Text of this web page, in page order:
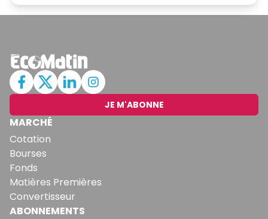
JE M'ABONNE
MARCHÉ
Cotation
Bourses
Fonds
Matières Premières
Convertisseur
ABONNEMENTS